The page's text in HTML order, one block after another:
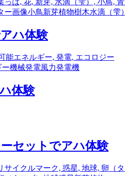
ー画像小鳥新芽植物樹木水滴（雫）
ハ体験
ー機械発電風力発電機
体験
セットでアハ体験